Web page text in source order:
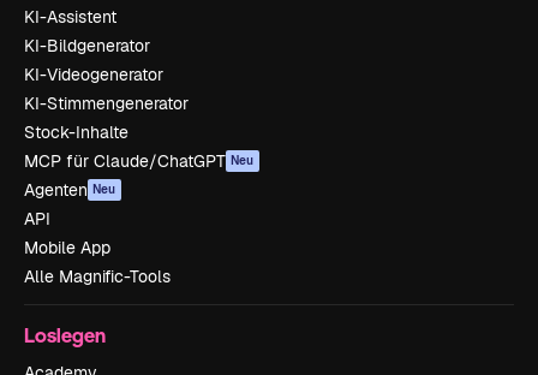
KI-Assistent
KI-Bildgenerator
KI-Videogenerator
KI-Stimmengenerator
Stock-Inhalte
MCP für Claude/ChatGPT Neu
Agenten Neu
API
Mobile App
Alle Magnific-Tools
Loslegen